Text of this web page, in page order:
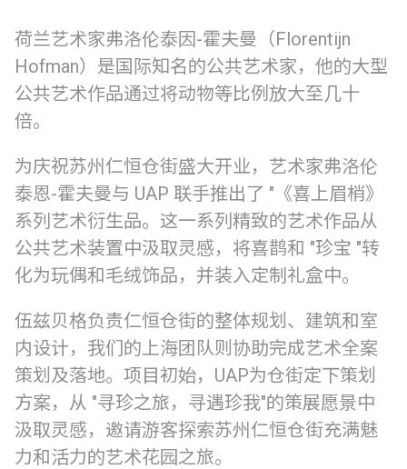
荷兰艺术家弗洛伦泰因-霍夫曼（Florentijn
Hofman）是国际知名的公共艺术家，他的大型
公共艺术作品通过将动物等比例放大至几十
倍。
为庆祝苏州仁恒仓街盛大开业，艺术家弗洛伦
泰恩-霍夫曼与 UAP 联手推出了 "《喜上眉梢》
系列艺术衍生品。这一系列精致的艺术作品从
公共艺术装置中汲取灵感，将喜鹊和 "珍宝 "转
化为玩偶和毛绒饰品，并装入定制礼盒中。
伍兹贝格负责仁恒仓街的整体规划、建筑和室
内设计，我们的上海团队则协助完成艺术全案
策划及落地。项目初始，UAP为仓街定下策划
方案，从 "寻珍之旅，寻遇珍我"的策展愿景中
汲取灵感，邀请游客探索苏州仁恒仓街充满魅
力和活力的艺术花园之旅。